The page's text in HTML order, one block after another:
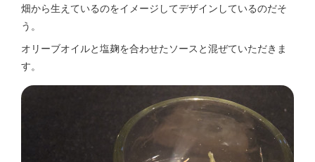
畑から生えているのをイメージしてデザインしているのだそ
う。
オリーブオイルと塩麹を合わせたソースと混ぜていただきま
す。